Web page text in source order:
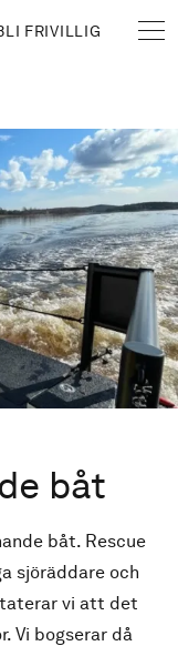
FRIVILLIG
båt
båt. Rescue
sjöräddare och
vi att det
Vi bogserar då